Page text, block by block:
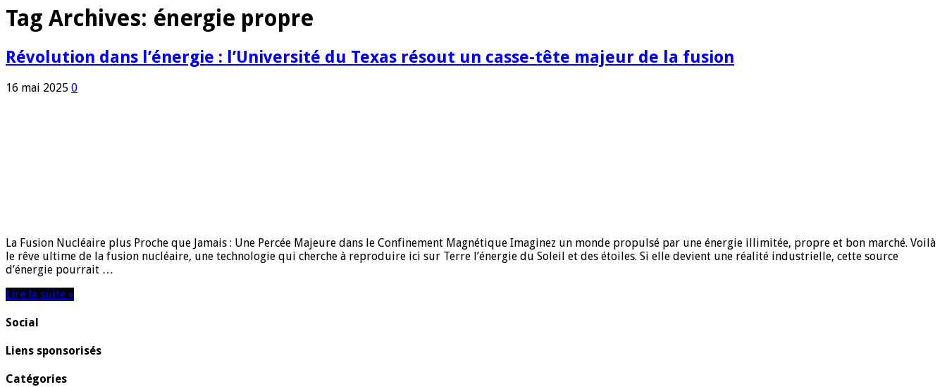
Tag Archives: énergie propre
Révolution dans l’énergie : l’Université du Texas résout un casse-tête majeur de la fusion
16 mai 2025 0
La Fusion Nucléaire plus Proche que Jamais : Une Percée Majeure dans le Confinement Magnétique Imaginez un monde propulsé par une énergie illimitée, propre et bon marché. Voilà
le rêve ultime de la fusion nucléaire, une technologie qui cherche à reproduire ici sur Terre l’énergie du Soleil et des étoiles. Si elle devient une réalité industrielle, cette source
d’énergie pourrait …
Lire la suite »
Social
Liens sponsorisés
Catégories